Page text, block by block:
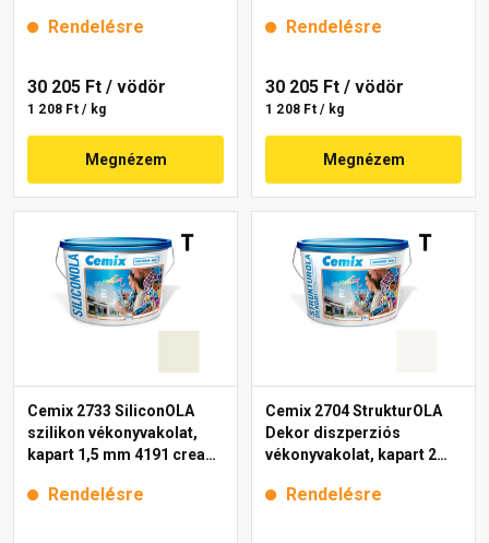
Rendelésre
30 205 Ft / vödör
1 208 Ft / kg
Megnézem
Rendelésre
30 205 Ft / vödör
1 208 Ft / kg
Megnézem
Cemix 2733 SiliconOLA
szilikon vékonyvakolat,
kapart 1,5 mm 4191 cream
Rendelésre
Cemix 2704 StrukturOLA
Dekor diszperziós
vékonyvakolat, kapart 2
Rendelésre